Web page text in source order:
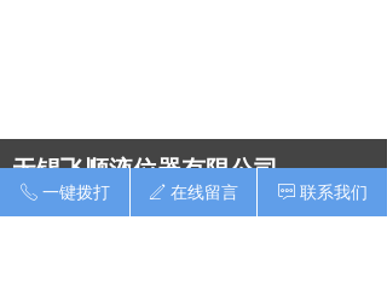
ꄅ 在线留言
无锡飞顺液位器有限公司
ꂅ 一键拨打 ꁳ 联系我们